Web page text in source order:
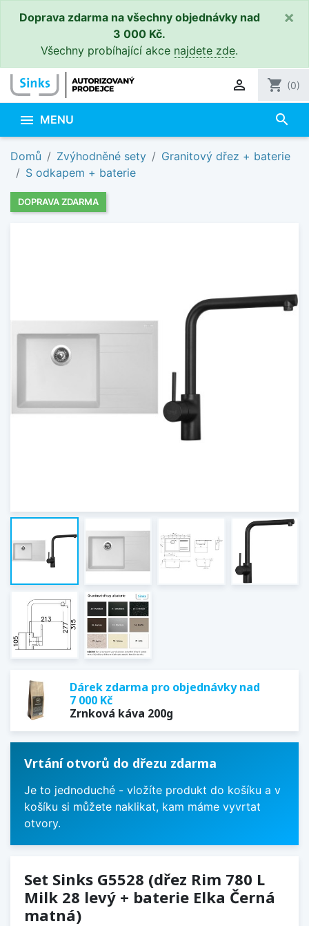
Doprava zdarma na všechny objednávky nad
3 000 Kč.
Všechny probíhající akce najdete zde.
×
 shopping_cart (0)
 MENU search
Domů Zvýhodněné sety
Granitový dřez + baterie
S odkapem + baterie
DOPRAVA ZDARMA
Dárek zdarma pro objednávky nad
7 000 Kč
Zrnková káva 200g
Vrtání otvorů do dřezu zdarma
Je to jednoduché - vložíte produkt do košíku a v
košíku si můžete naklikat, kam máme vyvrtat
otvory.
Set Sinks G5528 (dřez Rim 780 L
Milk 28 levý + baterie Elka Černá
matná)